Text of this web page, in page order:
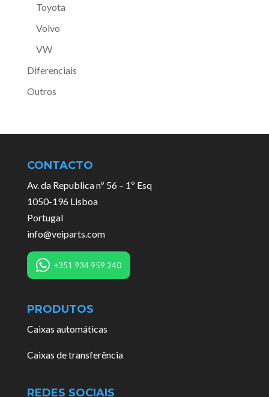
Toyota
Volvo
VW
Diferenciais
Outros
CONTACTO
Av. da Republica nº 56 – 1º Esq
1050-196 Lisboa
Portugal
info@veiparts.com
+351 934 959 240
PRODUTOS
Caixas automáticas
Caixas de transferência
REDES SOCIAIS